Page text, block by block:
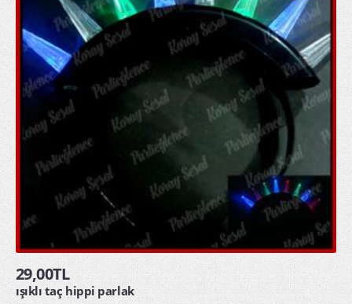
29,00TL
ışıklı taç hippi parlak